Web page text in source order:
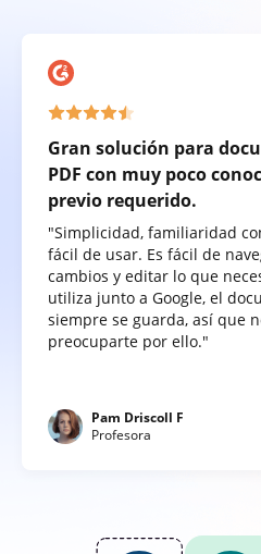
Gran solución para
PDF con muy poco
previo requerido.
"Simplicidad, familiaridad
fácil de usar. Es fácil de
cambios y editar lo que
utiliza junto a Google, el
siempre se guarda, así que
preocuparte por ello."
Pam Driscoll F
Profesora